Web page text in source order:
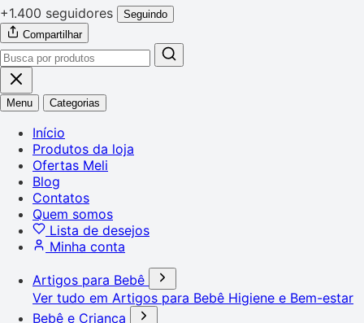
+1.400 seguidores
Seguindo
Compartilhar
Menu Categorias
Início
Produtos da loja
Ofertas Meli
Blog
Contatos
Quem somos
Lista de desejos
Minha conta
Artigos para Bebê
Ver tudo em Artigos para Bebê Higiene e Bem-estar
Bebê e Criança